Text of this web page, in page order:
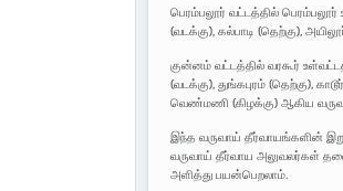
பெரம்பலூர் வட்டத்தில் பெரம்பலூர்
(வடக்கு), கல்பாடி (தெற்கு),
குன்னம் வட்டத்தில் வரகூர்
(வடக்கு), துங்கபுரம் (தெற்கு),
வெண்மணி (கிழக்கு) ஆகிய
இந்த வருவாய் தீர்வாயங்களின்
வருவாய் தீர்வாய அலுவலர்கள்
அளித்து பயன்பெறலாம்.